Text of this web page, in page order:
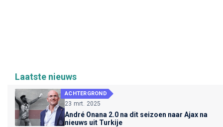
Laatste nieuws
ACHTERGROND
23 mrt. 2025
André Onana 2.0 na dit seizoen naar Ajax na
nieuws uit Turkije